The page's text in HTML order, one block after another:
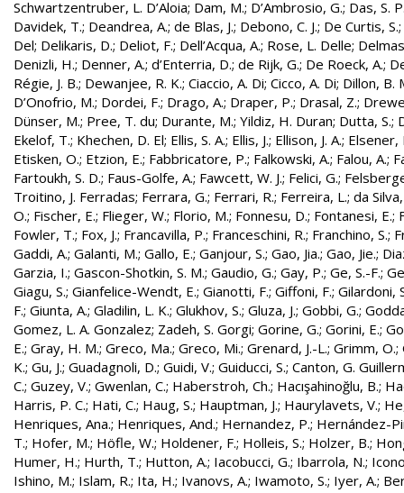
Schwartzentruber, L. D’Aloia; Dam, M.; D’Ambrosio, G.; Das, S.
Davidek, T.; Deandrea, A.; de Blas, J.; Debono, C. J.; De Curtis, S.;
Del; Delikaris, D.; Deliot, F.; Dell’Acqua, A.; Rose, L. Delle;
Denizli, H.; Denner, A.; d’Enterria, D.; de Rijk, G.; De Roeck, A.;
Régie, J. B.; Dewanjee, R. K.; Ciaccio, A. Di; Cicco, A. Di; Dillon, B.
D’Onofrio, M.; Dordei, F.; Drago, A.; Draper, P.; Drasal, Z.;
Dünser, M.; Pree, T. du; Durante, M.; Yildiz, H. Duran; Dutta, S.;
Ekelof, T.; Khechen, D. El; Ellis, S. A.; Ellis, J.; Ellison, J. A.; Elsener,
Etisken, O.; Etzion, E.; Fabbricatore, P.; Falkowski, A.; Falou, A.;
Fartoukh, S. D.; Faus-Golfe, A.; Fawcett, W. J.; Felici, G.;
Troitino, J. Ferradas; Ferrara, G.; Ferrari, R.; Ferreira, L.; da
O.; Fischer, E.; Flieger, W.; Florio, M.; Fonnesu, D.; Fontanesi, E.;
Fowler, T.; Fox, J.; Francavilla, P.; Franceschini, R.; Franchino, S.;
Gaddi, A.; Galanti, M.; Gallo, E.; Ganjour, S.; Gao, Jia.; Gao, Jie.;
Garzia, I.; Gascon-Shotkin, S. M.; Gaudio, G.; Gay, P.; Ge, S.-F.;
Giagu, S.; Gianfelice-Wendt, E.; Gianotti, F.; Giffoni, F.; Gilardoni,
F.; Giunta, A.; Gladilin, L. K.; Glukhov, S.; Gluza, J.; Gobbi, G.;
Gomez, L. A. Gonzalez; Zadeh, S. Gorgi; Gorine, G.; Gorini, E.;
E.; Gray, H. M.; Greco, Ma.; Greco, Mi.; Grenard, J.-L.; Grimm, O.;
K.; Gu, J.; Guadagnoli, D.; Guidi, V.; Guiducci, S.; Canton, G.
C.; Guzey, V.; Gwenlan, C.; Haberstroh, Ch.; Hacışahinoğlu, B.;
Harris, P. C.; Hati, C.; Haug, S.; Hauptman, J.; Haurylavets, V.;
Henriques, Ana.; Henriques, And.; Hernandez, P.; Hernández-
T.; Hofer, M.; Höfle, W.; Holdener, F.; Holleis, S.; Holzer, B.;
Humer, H.; Hurth, T.; Hutton, A.; Iacobucci, G.; Ibarrola, N.;
Ishino, M.; Islam, R.; Ita, H.; Ivanovs, A.; Iwamoto, S.; Iyer, A.;